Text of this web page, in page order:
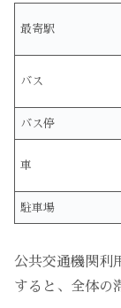
最寄駅
バス
バス停
車
駐車場
公共交通機関利
すると、全体の